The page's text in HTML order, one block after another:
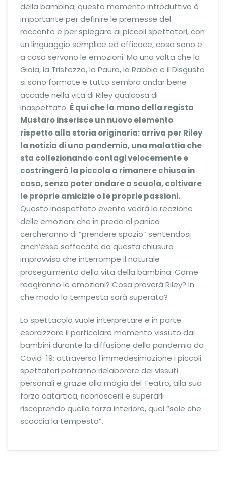
della bambina; questo momento introduttivo è
importante per definire le premesse del
racconto e per spiegare ai piccoli spettatori, con
un linguaggio semplice ed efficace, cosa sono e
a cosa servono le emozioni. Ma una volta che la
Gioia, la Tristezza, la Paura, la Rabbia e il Disgusto
si sono formate e tutto sembra andar bene
accade nella vita di Riley qualcosa di
inaspettato. È qui che la mano della regista
Mustaro inserisce un nuovo elemento
rispetto alla storia originaria: arriva per Riley
la notizia di una pandemia, una malattia che
sta collezionando contagi velocemente e
costringerà la piccola a rimanere chiusa in
casa, senza poter andare a scuola, coltivare
le proprie amicizie o le proprie passioni.
Questo inaspettato evento vedrà la reazione
delle emozioni che in preda al panico
cercheranno di “prendere spazio” sentendosi
anch’esse soffocate da questa chiusura
improvvisa che interrompe il naturale
proseguimento della vita della bambina. Come
reagiranno le emozioni? Cosa proverà Riley? In
che modo la tempesta sarà superata?
Lo spettacolo vuole interpretare e in parte
esorcizzare il particolare momento vissuto dai
bambini durante la diffusione della pandemia da
Covid-19; attraverso l’immedesimazione i piccoli
spettatori potranno rielaborare dei vissuti
personali e grazie alla magia del Teatro, alla sua
forza catartica, riconoscerli e superarli
riscoprendo quella forza interiore, quel “sole che
scaccia la tempesta”.